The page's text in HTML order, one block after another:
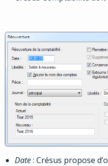
Date: Crésus propose